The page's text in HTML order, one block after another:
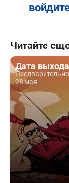
Читайте
Дата
28 мая